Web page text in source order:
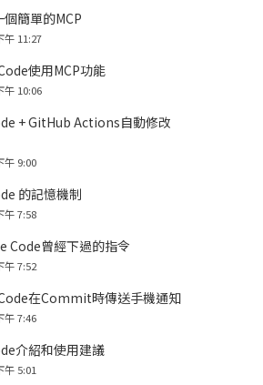
個簡單的MCP
午 11:27
使用MCP功能
午 10:06
+ GitHub Actions自動修改
午 9:00
的記憶機制
午 7:58
Code曾經下過的指令
午 7:52
在Commit時傳送手機通知
午 7:46
介紹和使用建議
午 5:01